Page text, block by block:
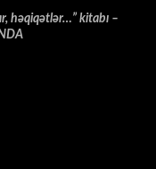
həqiqətlər…” kitabı –